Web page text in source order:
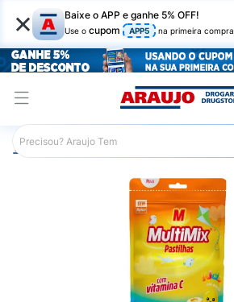
× Baixe o APP e ganhe 5% OFF!
Use o cupom APP5 na primeira compra
Araujo Saúde e Bem Estar